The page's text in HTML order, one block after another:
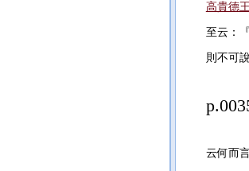
高貴德
至云：
則不可
云何而